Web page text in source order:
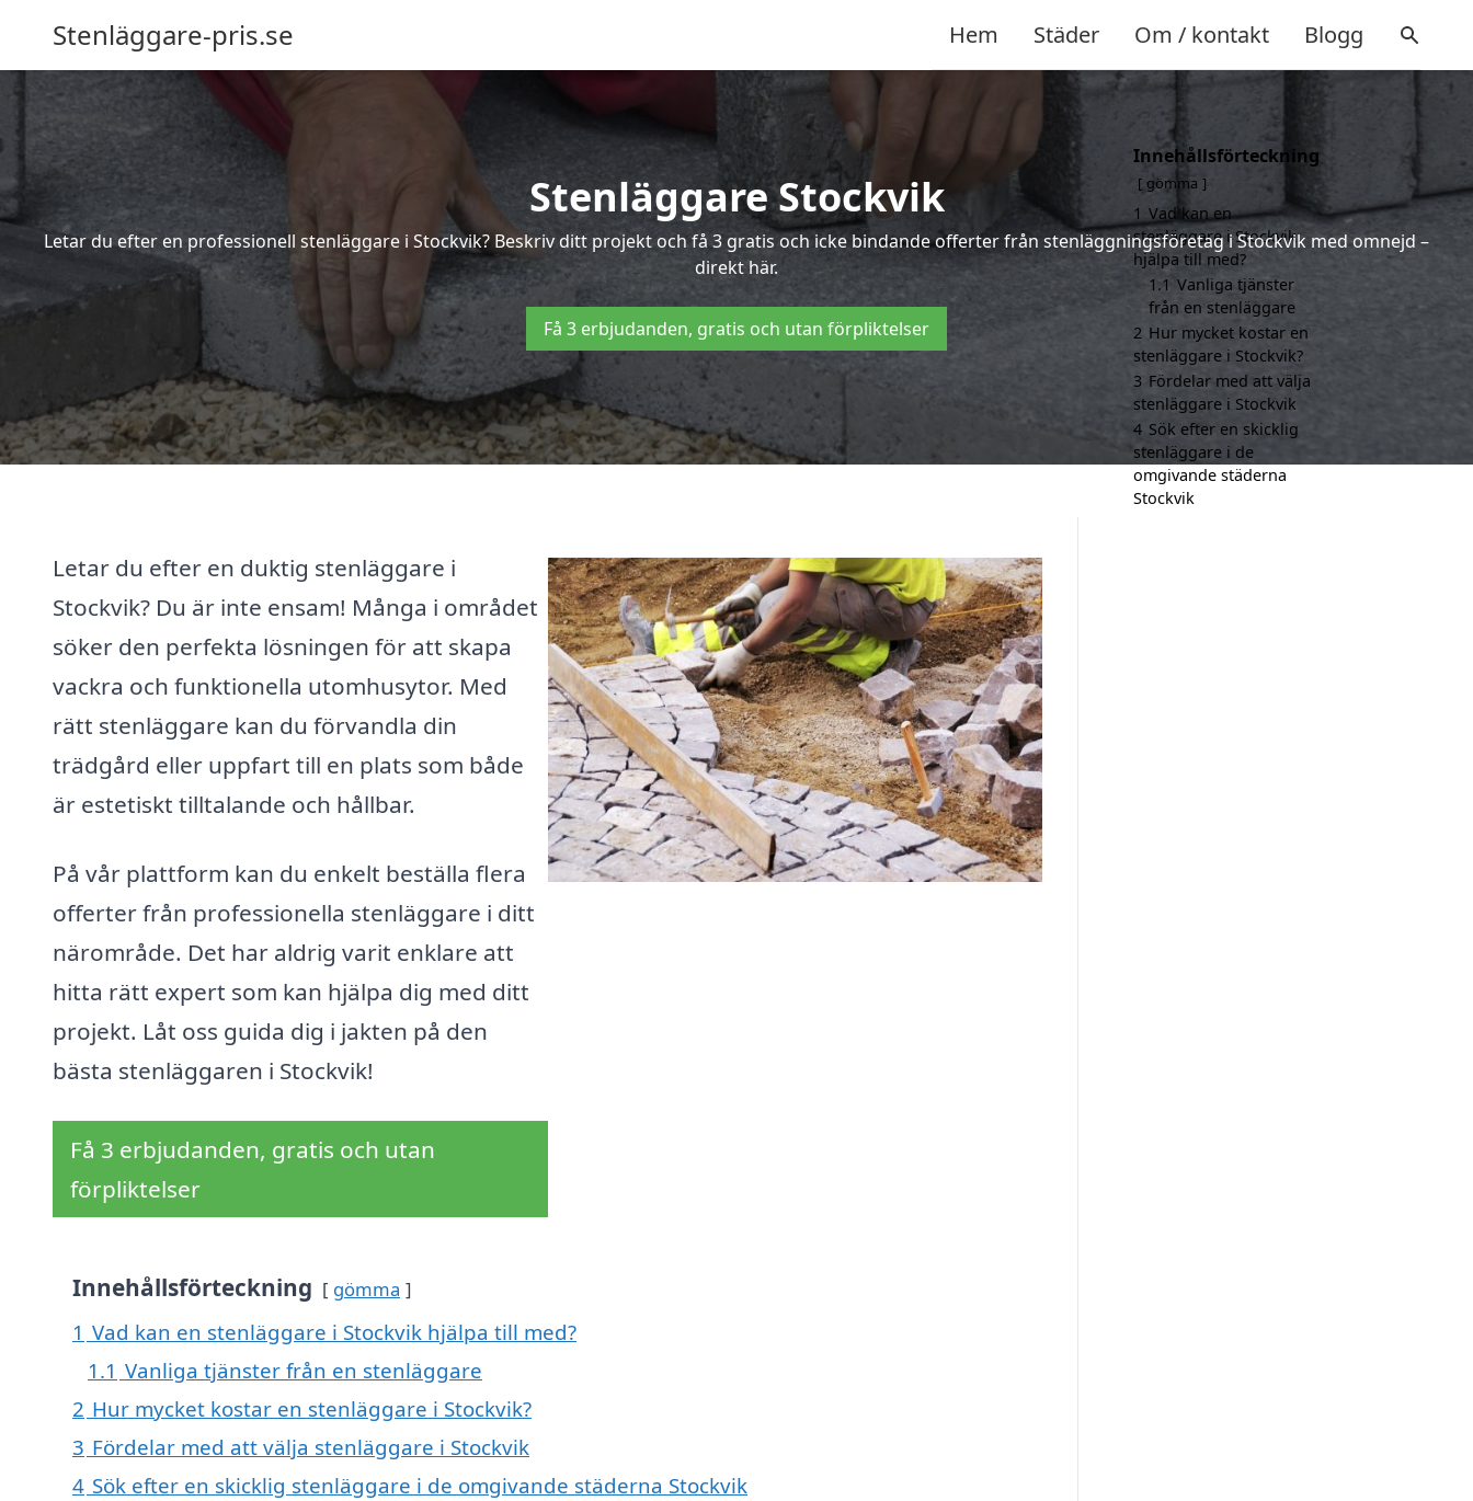
Stenläggare-pris.se Hem Städer Om / kontakt Blogg
Stenläggare Stockvik
Letar du efter en professionell stenläggare i Stockvik? Beskriv ditt projekt och få 3 gratis och icke bindande offerter från stenläggningsföretag i Stockvik med omnejd –
direkt här.
Få 3 erbjudanden, gratis och utan förpliktelser
Letar du efter en duktig stenläggare i
Stockvik? Du är inte ensam! Många i området
söker den perfekta lösningen för att skapa
vackra och funktionella utomhusytor. Med
rätt stenläggare kan du förvandla din
trädgård eller uppfart till en plats som både
är estetiskt tilltalande och hållbar.
På vår plattform kan du enkelt beställa flera
offerter från professionella stenläggare i ditt
närområde. Det har aldrig varit enklare att
hitta rätt expert som kan hjälpa dig med ditt
projekt. Låt oss guida dig i jakten på den
bästa stenläggaren i Stockvik!
Få 3 erbjudanden, gratis och utan
förpliktelser
Innehållsförteckning gömma
1 Vad kan en stenläggare i Stockvik hjälpa till med?
1.1 Vanliga tjänster från en stenläggare
2 Hur mycket kostar en stenläggare i Stockvik?
3 Fördelar med att välja stenläggare i Stockvik
4 Sök efter en skicklig stenläggare i de omgivande städerna Stockvik
Innehållsförteckning
gömma
1 Vad kan en
stenläggare i Stockvik
hjälpa till med?
1.1 Vanliga tjänster
från en stenläggare
2 Hur mycket kostar en
stenläggare i Stockvik?
3 Fördelar med att välja
stenläggare i Stockvik
4 Sök efter en skicklig
stenläggare i de
omgivande städerna
Stockvik